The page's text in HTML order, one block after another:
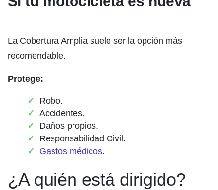
La Cobertura Amplia suele ser la opción más
recomendable.
Protege:
Robo.
Accidentes.
Daños propios.
Responsabilidad Civil.
Gastos médicos.
¿A quién está dirigido?